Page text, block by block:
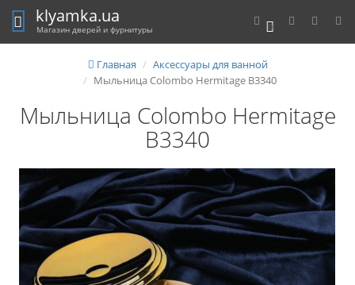
0
klyamka.ua
Магазин дверей и фурнитуры
Главная
Аксессуары для ванной
Мыльница Colombo Hermitage B3340
Мыльница Colombo Hermitage
B3340